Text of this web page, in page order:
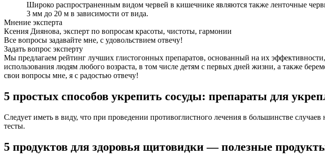
Широко распространенным видом червей в кишечнике являются также ленточные
3 мм до 20 м в зависимости от вида.
Мнение эксперта
Ксения Диянова, эксперт по вопросам красоты, чистоты, гармонии
Все вопросы задавайте мне, с удовольствием отвечу!
Задать вопрос эксперту
Мы предлагаем рейтинг лучших глистогонных препаратов, основанный на их
использования людям любого возраста, в том числе детям с первых дней жизни, а также
свои вопросы мне, я с радостью отвечу!
5 простых способов укрепить сосуды: препараты для
Следует иметь в виду, что при проведении противоглистного лечения в большинстве
тесты.
5 продуктов для здоровья щитовидки — полезные